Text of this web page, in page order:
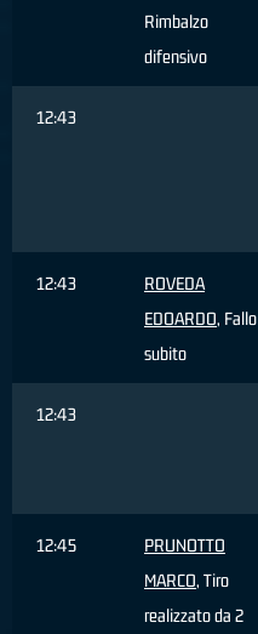
Rimbalzo
difensivo
12:43
12:43
ROVEDA
EDOARDO, Fallo
subito
12:43
12:45
PRUNOTTO
MARCO, Tiro
realizzato da 2